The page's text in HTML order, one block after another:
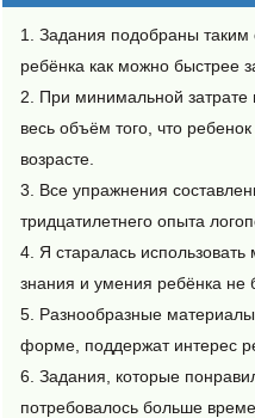
Задания подобраны таким
ребёнка как можно быстрее
При минимальной
весь объём того, что
возрасте.
Все упражнения
тридцатилетнего опыта
Я старалась
знания и умения ребёнка не
Разнообразные
форме, поддержат интерес
Задания, которые
потребовалось больше